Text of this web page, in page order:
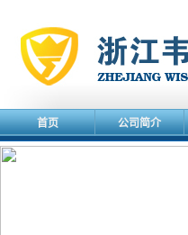
首页 公司简介